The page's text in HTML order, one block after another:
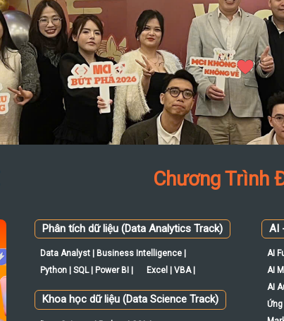
Chương Trình
Phân tích dữ liệu (Data Analytics Track)
Data Analyst | Business Intelligence |
Python | SQL | Power BI |
Excel | VBA |
Khoa học dữ liệu (Data Science Track)
AI
AI
AI
AI